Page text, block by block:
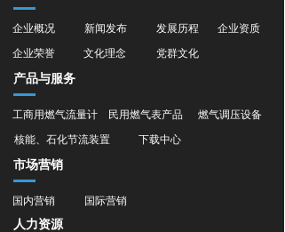
企业概况 发展历程
企业资质
企业荣誉
文化理念 党群文化
产品与服务
工商用燃气流量计
民用燃气表产品
核能、石化节流装置
下载中心
市场营销
国内营销 国际营销
人力资源
新闻发布
燃气调压设备